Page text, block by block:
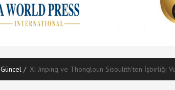
Güncel Xi Jinping ve Thongloun Sisoulith'ten İşbirliği